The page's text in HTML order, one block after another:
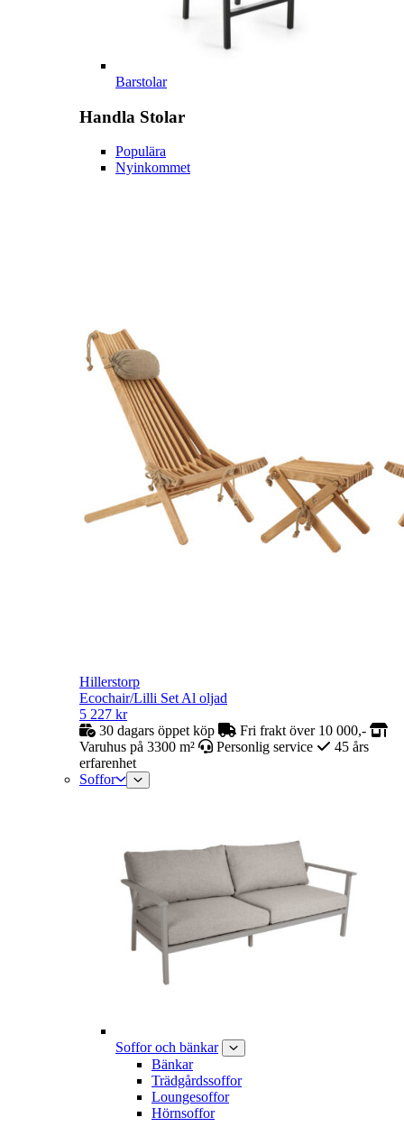
Barstolar
Handla Stolar
Populära
Nyinkommet
Hillerstorp
Ecochair/Lilli Set Al oljad
5 227 kr
30 dagars öppet köp
Fri frakt över 10 000,-
Varuhus på 3300 m²
Personlig service
45 års
erfarenhet
Soffor
Soffor och bänkar
Bänkar
Trädgårdssoffor
Loungesoffor
Hörnsoffor